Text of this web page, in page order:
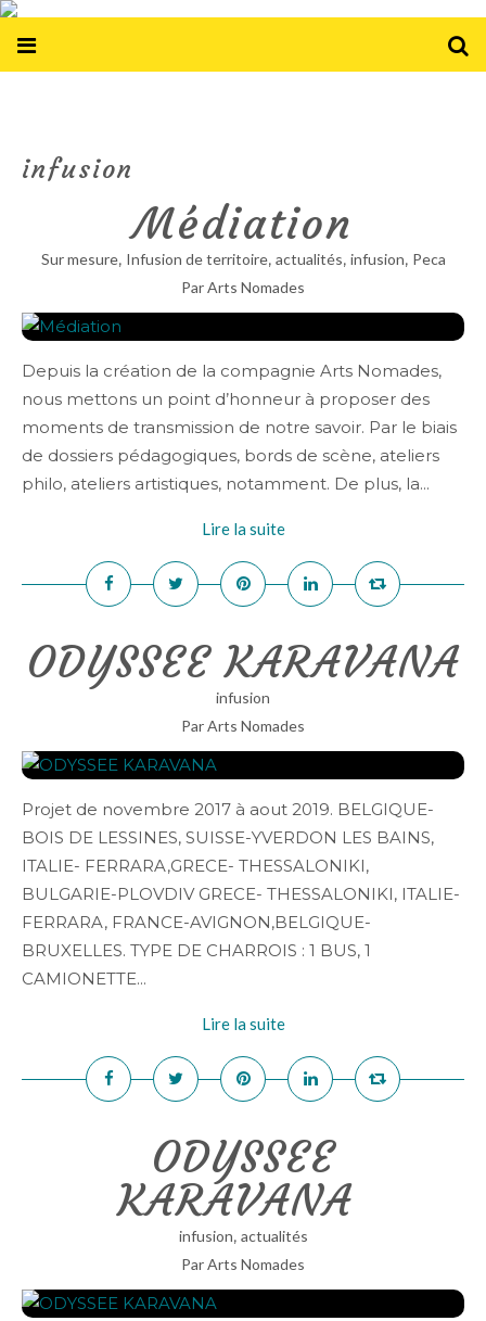
infusion
Médiation
Sur mesure, Infusion de territoire, actualités, infusion, Peca
Par Arts Nomades
Depuis la création de la compagnie Arts Nomades,
nous mettons un point d’honneur à proposer des
moments de transmission de notre savoir. Par le biais
de dossiers pédagogiques, bords de scène, ateliers
philo, ateliers artistiques, notamment. De plus, la...
Lire la suite
ODYSSEE KARAVANA
infusion
Par Arts Nomades
Projet de novembre 2017 à aout 2019. BELGIQUE-
BOIS DE LESSINES, SUISSE-YVERDON LES BAINS,
ITALIE- FERRARA,GRECE- THESSALONIKI,
BULGARIE-PLOVDIV GRECE- THESSALONIKI, ITALIE-
FERRARA, FRANCE-AVIGNON,BELGIQUE-
BRUXELLES. TYPE DE CHARROIS : 1 BUS, 1
CAMIONETTE...
Lire la suite
ODYSSEE
KARAVANA
infusion, actualités
Par Arts Nomades